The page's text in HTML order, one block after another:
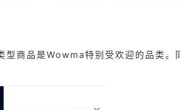
型商品是Wowma特别受欢迎的品类